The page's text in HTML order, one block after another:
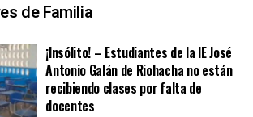
de Familia
¡Insólito! – Estudiantes de la IE José
Antonio Galán de Riohacha no están
recibiendo clases por falta de
docentes